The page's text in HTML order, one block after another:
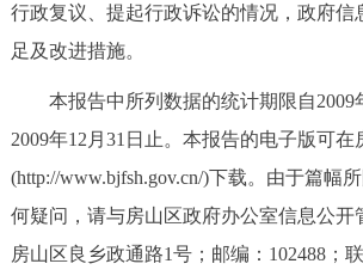
个人服务
便民服务 利企服务
中介服务 阳光政务
政民互动
行政复议、提起行政诉讼的情况，政府信
足及改进措施。
本报告中所列数据的统计期限自2009
2009年12月31日止。本报告的电子版可在
(http://www.bjfsh.gov.cn/)下载。由于篇幅
何疑问，请与房山区政府办公室信息公开
房山区良乡政通路1号；邮编：102488；